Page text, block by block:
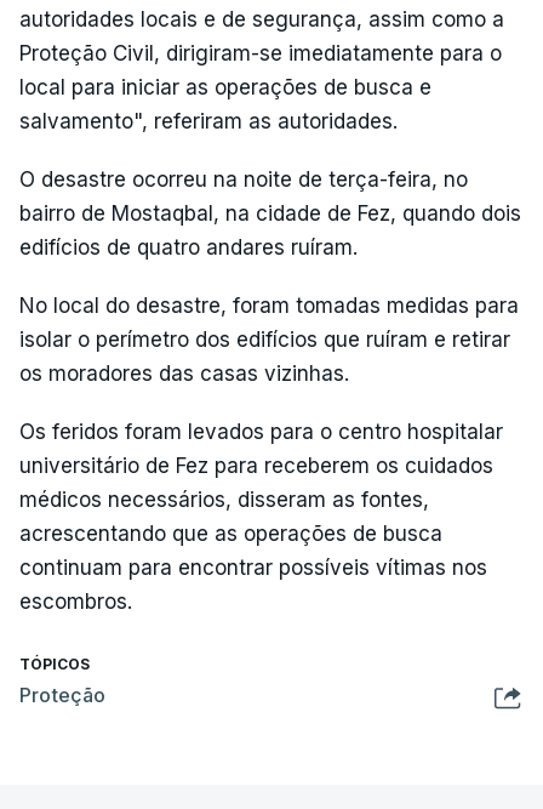
autoridades locais e de segurança, assim como a
Proteção Civil, dirigiram-se imediatamente para o
local para iniciar as operações de busca e
salvamento", referiram as autoridades.
O desastre ocorreu na noite de terça-feira, no
bairro de Mostaqbal, na cidade de Fez, quando dois
edifícios de quatro andares ruíram.
No local do desastre, foram tomadas medidas para
isolar o perímetro dos edifícios que ruíram e retirar
os moradores das casas vizinhas.
Os feridos foram levados para o centro hospitalar
universitário de Fez para receberem os cuidados
médicos necessários, disseram as fontes,
acrescentando que as operações de busca
continuam para encontrar possíveis vítimas nos
escombros.
TÓPICOS
Proteção